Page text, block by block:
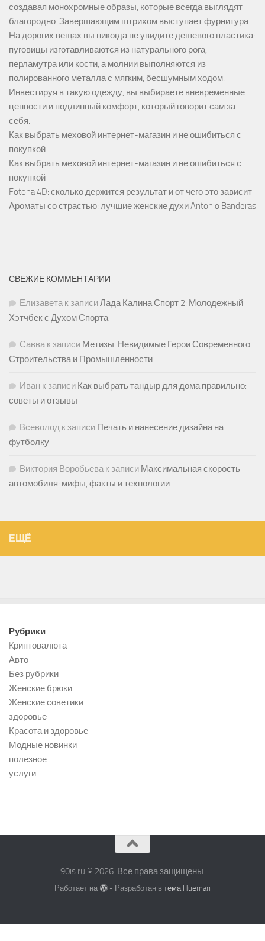
создавая монохромные образы, которые всегда выглядят
благородно. Завершающим штрихом выступает фурнитура.
На дорогих вещах вы никогда не увидите дешевого пластика:
пуговицы изготавливаются из натурального рога,
перламутра или кости, а молнии выполняются из
полированного металла с мягким, бесшумным ходом.
Инвестируя в такую одежду, вы выбираете вневременные
ценности и подлинный комфорт, который говорит сам за
себя.
Как выбрать меховой интернет-магазин и не ошибиться с
покупкой
Как выбрать меховой интернет-магазин и не ошибиться с
покупкой
Fotona 4D: сколько держится результат и от чего это зависит
Ароматы со страстью: лучшие женские духи Antonio Banderas
СВЕЖИЕ КОММЕНТАРИИ
Елизаветак записиЛада Калина Спорт 2: Молодежный
Хэтчбек с Духом Спорта
Саввак записи Метизы: Невидимые Герои Современного
Строительства и Промышленности
Иван к записи Как выбрать тандыр для дома правильно:
советы и отзывы
Всеволод к записи Печать и нанесение дизайна на
футболку
Виктория Воробьевак записи Максимальная скорость
автомобиля: мифы, факты и технологии
ЕЩЁ
Рубрики
Kриптовалюта
Авто
Без рубрики
Женские брюки
Женские советики
здоровье
Красота и здоровье
Модные новинки
полезное
услуги
90is.ru © 2026. Все права защищены.
Работает на - Разработан в тема Hueman